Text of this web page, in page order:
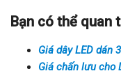
Bạn có thể quan
Giá dây LED dán
Giá chấn lưu cho